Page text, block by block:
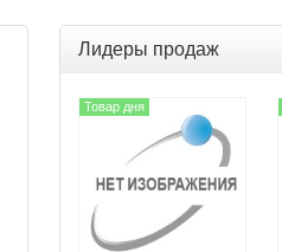
Лидеры продаж
Товар дня